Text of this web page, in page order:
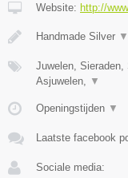
Website: http://
Handmade Silver ▼
Juwelen, Sieraden,
Asjuwelen, ▼
Openingstijden ▼
Laatste facebook
Sociale media: